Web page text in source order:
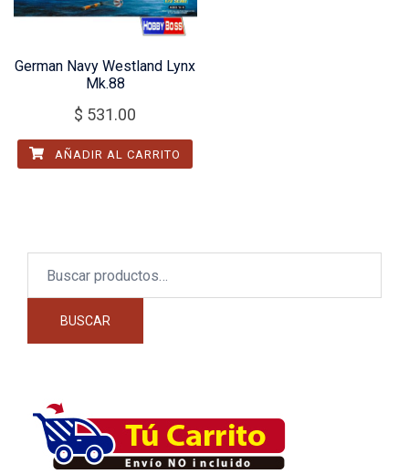
German Navy Westland Lynx
Mk.88
$ 531.00
AÑADIR AL CARRITO
BUSCAR